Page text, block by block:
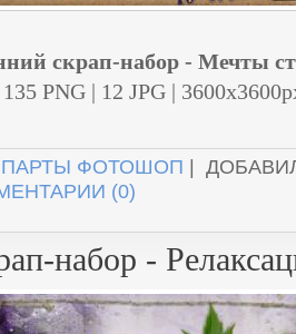
скрап-набор - Мечты
135 PNG | 12 JPG |
ФОТОШОП |
(0)
набор -